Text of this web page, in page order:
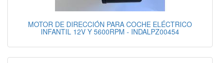
MOTOR DE DIRECCIÓN PARA COCHE ELÉCTRICO
INFANTIL 12V Y 5600RPM - INDALPZ00454